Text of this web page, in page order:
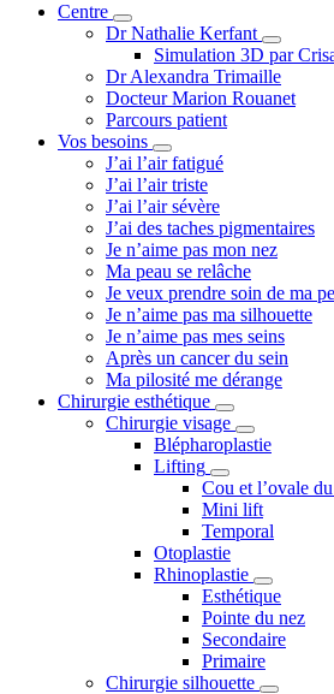
Centre
Dr Nathalie Kerfant
Simulation 3D par
Dr Alexandra Trimaille
Docteur Marion Rouanet
Parcours patient
Vos besoins
J’ai l’air fatigué
J’ai l’air triste
J’ai l’air sévère
J’ai des taches pigmentaires
Je n’aime pas mon nez
Ma peau se relâche
Je veux prendre soin de ma
Je n’aime pas ma silhouette
Je n’aime pas mes seins
Après un cancer du sein
Ma pilosité me dérange
Chirurgie esthétique
Chirurgie visage
Blépharoplastie
Lifting
Cou et l’ovale
Mini lift
Temporal
Otoplastie
Rhinoplastie
Esthétique
Pointe du nez
Secondaire
Primaire
Chirurgie silhouette